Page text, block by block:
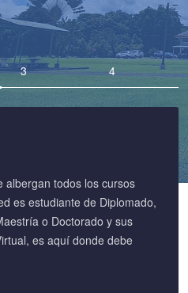
albergan todos los cursos
es estudiante de Diplomado,
o Doctorado y sus
es aquí donde debe